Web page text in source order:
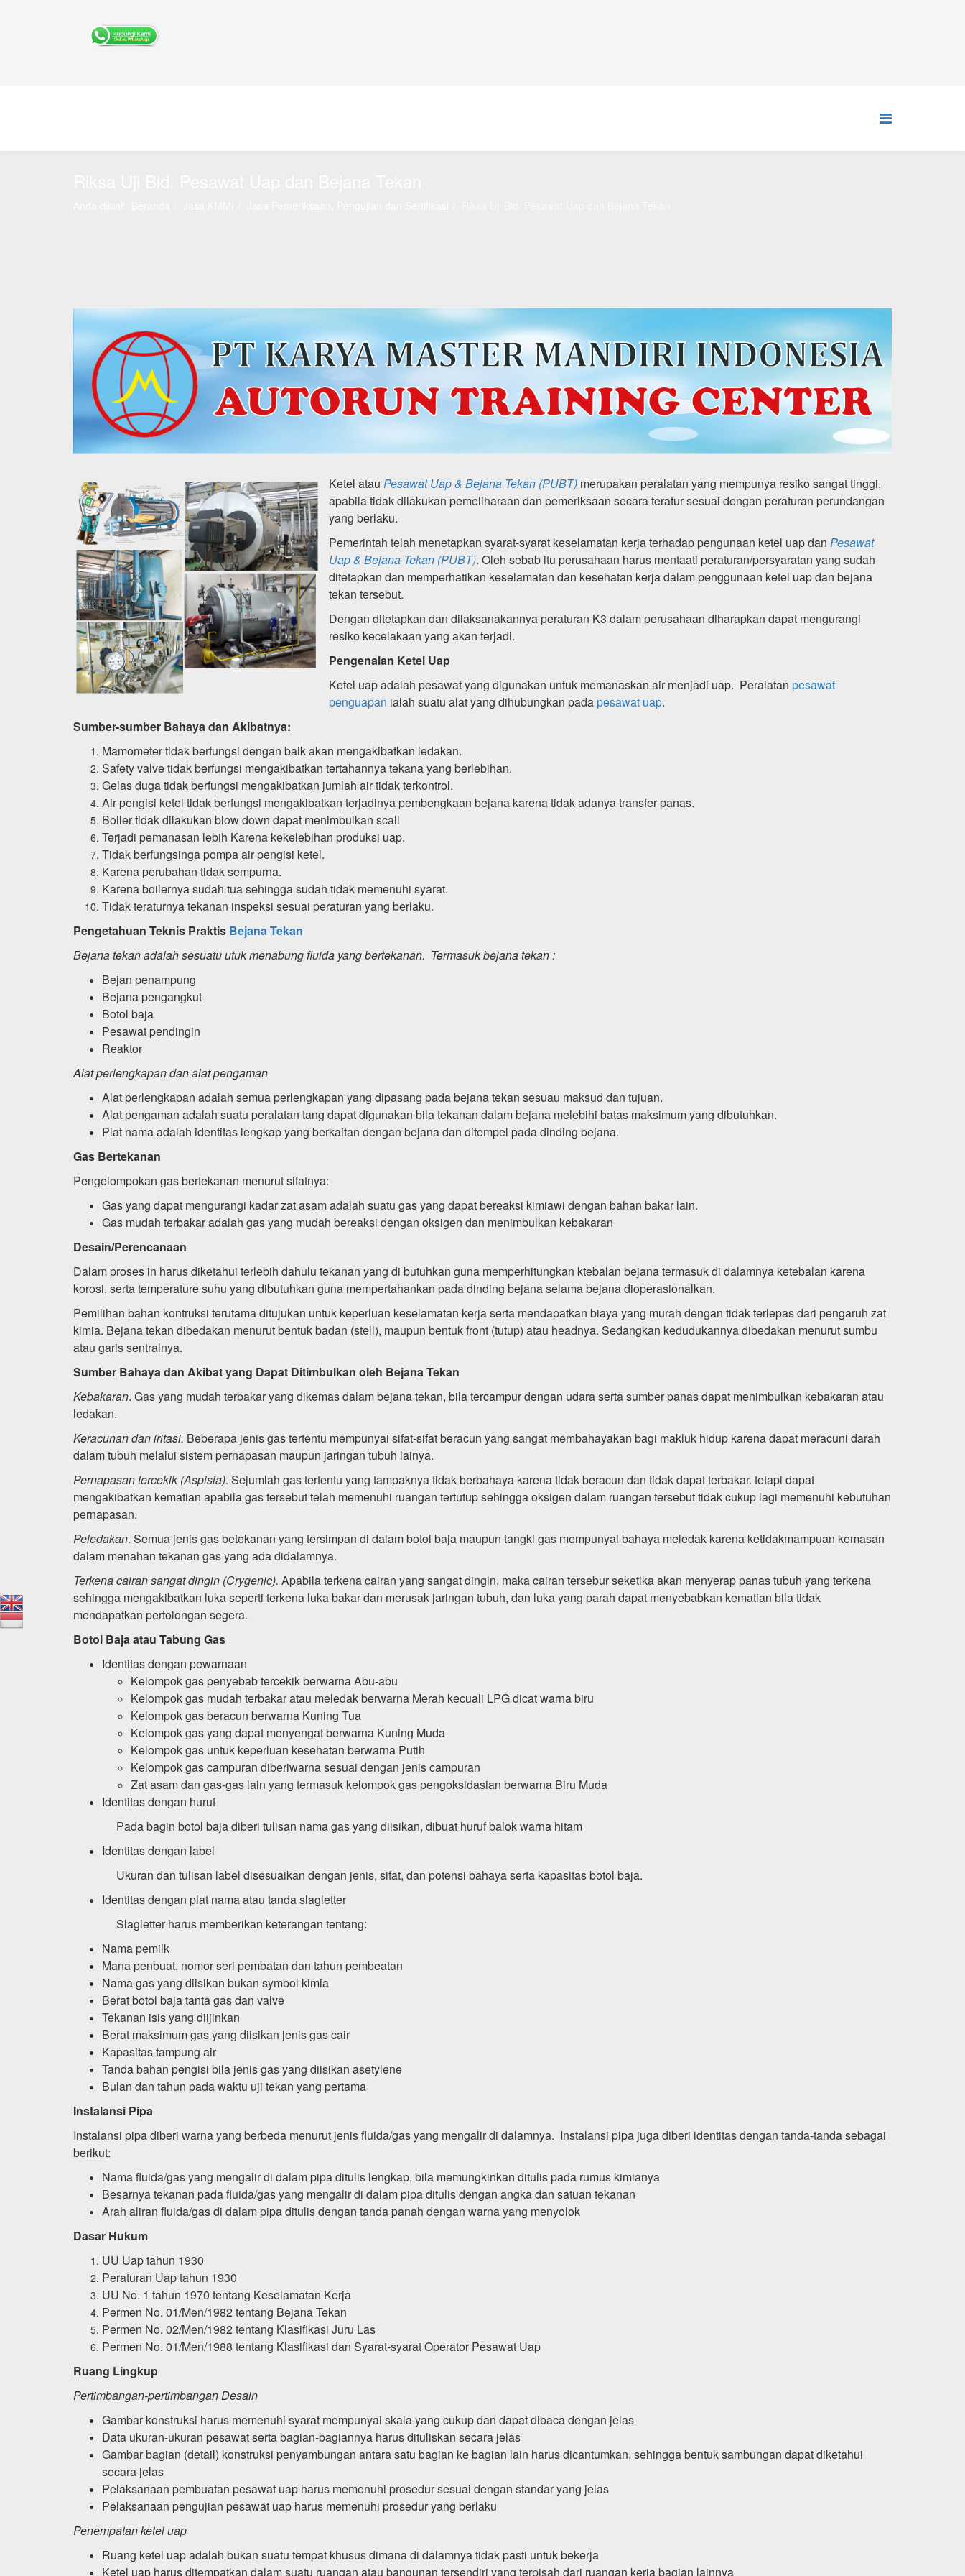
Ketel atau Pesawat Uap & Bejana Tekan (PUBT) merupakan peralatan yang mempunya resiko sangat tinggi,
apabila tidak dilakukan pemeliharaan dan pemeriksaan secara teratur sesuai dengan peraturan perundangan
yang berlaku.
Pemerintah telah menetapkan syarat-syarat keselamatan kerja terhadap pengunaan ketel uap dan Pesawat
Uap & Bejana Tekan (PUBT). Oleh sebab itu perusahaan harus mentaati peraturan/persyaratan yang sudah
ditetapkan dan memperhatikan keselamatan dan kesehatan kerja dalam penggunaan ketel uap dan bejana
tekan tersebut.
Dengan ditetapkan dan dilaksanakannya peraturan K3 dalam perusahaan diharapkan dapat mengurangi
resiko kecelakaan yang akan terjadi.
Pengenalan Ketel Uap
Ketel uap adalah pesawat yang digunakan untuk memanaskan air menjadi uap. Peralatan pesawat
penguapan ialah suatu alat yang dihubungkan pada pesawat uap.
Sumber-sumber Bahaya dan Akibatnya:
Mamometer tidak berfungsi dengan baik akan mengakibatkan ledakan.
Safety valve tidak berfungsi mengakibatkan tertahannya tekana yang berlebihan.
Gelas duga tidak berfungsi mengakibatkan jumlah air tidak terkontrol.
Air pengisi ketel tidak berfungsi mengakibatkan terjadinya pembengkaan bejana karena tidak adanya transfer panas.
Boiler tidak dilakukan blow down dapat menimbulkan scall
Terjadi pemanasan lebih Karena kekelebihan produksi uap.
Tidak berfungsinga pompa air pengisi ketel.
Karena perubahan tidak sempurna.
Karena boilernya sudah tua sehingga sudah tidak memenuhi syarat.
Tidak teraturnya tekanan inspeksi sesuai peraturan yang berlaku.
Pengetahuan Teknis Praktis Bejana Tekan
Bejana tekan adalah sesuatu utuk menabung fluida yang bertekanan. Termasuk bejana tekan :
Bejan penampung
Bejana pengangkut
Botol baja
Pesawat pendingin
Reaktor
Alat perlengkapan dan alat pengaman
Alat perlengkapan adalah semua perlengkapan yang dipasang pada bejana tekan sesuau maksud dan tujuan.
Alat pengaman adalah suatu peralatan tang dapat digunakan bila tekanan dalam bejana melebihi batas maksimum yang dibutuhkan.
Plat nama adalah identitas lengkap yang berkaitan dengan bejana dan ditempel pada dinding bejana.
Gas Bertekanan
Pengelompokan gas bertekanan menurut sifatnya:
Gas yang dapat mengurangi kadar zat asam adalah suatu gas yang dapat bereaksi kimiawi dengan bahan bakar lain.
Gas mudah terbakar adalah gas yang mudah bereaksi dengan oksigen dan menimbulkan kebakaran
Desain/Perencanaan
Dalam proses in harus diketahui terlebih dahulu tekanan yang di butuhkan guna memperhitungkan ktebalan bejana termasuk di dalamnya ketebalan karena
korosi, serta temperature suhu yang dibutuhkan guna mempertahankan pada dinding bejana selama bejana dioperasionalkan.
Pemilihan bahan kontruksi terutama ditujukan untuk keperluan keselamatan kerja serta mendapatkan biaya yang murah dengan tidak terlepas dari pengaruh zat
kimia. Bejana tekan dibedakan menurut bentuk badan (stell), maupun bentuk front (tutup) atau headnya. Sedangkan kedudukannya dibedakan menurut sumbu
atau garis sentralnya.
Sumber Bahaya dan Akibat yang Dapat Ditimbulkan oleh Bejana Tekan
Kebakaran. Gas yang mudah terbakar yang dikemas dalam bejana tekan, bila tercampur dengan udara serta sumber panas dapat menimbulkan kebakaran atau
ledakan.
Keracunan dan iritasi. Beberapa jenis gas tertentu mempunyai sifat-sifat beracun yang sangat membahayakan bagi makluk hidup karena dapat meracuni darah
dalam tubuh melalui sistem pernapasan maupun jaringan tubuh lainya.
Pernapasan tercekik (Aspisia). Sejumlah gas tertentu yang tampaknya tidak berbahaya karena tidak beracun dan tidak dapat terbakar. tetapi dapat
mengakibatkan kematian apabila gas tersebut telah memenuhi ruangan tertutup sehingga oksigen dalam ruangan tersebut tidak cukup lagi memenuhi kebutuhan
pernapasan.
Peledakan. Semua jenis gas betekanan yang tersimpan di dalam botol baja maupun tangki gas mempunyai bahaya meledak karena ketidakmampuan kemasan
dalam menahan tekanan gas yang ada didalamnya.
Terkena cairan sangat dingin (Crygenic). Apabila terkena cairan yang sangat dingin, maka cairan tersebur seketika akan menyerap panas tubuh yang terkena
sehingga mengakibatkan luka seperti terkena luka bakar dan merusak jaringan tubuh, dan luka yang parah dapat menyebabkan kematian bila tidak
mendapatkan pertolongan segera.
Botol Baja atau Tabung Gas
Identitas dengan pewarnaan
Kelompok gas penyebab tercekik berwarna Abu-abu
Kelompok gas mudah terbakar atau meledak berwarna Merah kecuali LPG dicat warna biru
Kelompok gas beracun berwarna Kuning Tua
Kelompok gas yang dapat menyengat berwarna Kuning Muda
Kelompok gas untuk keperluan kesehatan berwarna Putih
Kelompok gas campuran diberiwarna sesuai dengan jenis campuran
Zat asam dan gas-gas lain yang termasuk kelompok gas pengoksidasian berwarna Biru Muda
Identitas dengan huruf
Pada bagin botol baja diberi tulisan nama gas yang diisikan, dibuat huruf balok warna hitam
Identitas dengan label
Ukuran dan tulisan label disesuaikan dengan jenis, sifat, dan potensi bahaya serta kapasitas botol baja.
Identitas dengan plat nama atau tanda slagletter
Slagletter harus memberikan keterangan tentang:
Nama pemilk
Mana penbuat, nomor seri pembatan dan tahun pembeatan
Nama gas yang diisikan bukan symbol kimia
Berat botol baja tanta gas dan valve
Tekanan isis yang diijinkan
Berat maksimum gas yang diisikan jenis gas cair
Kapasitas tampung air
Tanda bahan pengisi bila jenis gas yang diisikan asetylene
Bulan dan tahun pada waktu uji tekan yang pertama
Instalansi Pipa
Instalansi pipa diberi warna yang berbeda menurut jenis fluida/gas yang mengalir di dalamnya. Instalansi pipa juga diberi identitas dengan tanda-tanda sebagai
berikut:
Nama fluida/gas yang mengalir di dalam pipa ditulis lengkap, bila memungkinkan ditulis pada rumus kimianya
Besarnya tekanan pada fluida/gas yang mengalir di dalam pipa ditulis dengan angka dan satuan tekanan
Arah aliran fluida/gas di dalam pipa ditulis dengan tanda panah dengan warna yang menyolok
Dasar Hukum
UU Uap tahun 1930
Peraturan Uap tahun 1930
UU No. 1 tahun 1970 tentang Keselamatan Kerja
Permen No. 01/Men/1982 tentang Bejana Tekan
Permen No. 02/Men/1982 tentang Klasifikasi Juru Las
Permen No. 01/Men/1988 tentang Klasifikasi dan Syarat-syarat Operator Pesawat Uap
Ruang Lingkup
Pertimbangan-pertimbangan Desain
Gambar konstruksi harus memenuhi syarat mempunyai skala yang cukup dan dapat dibaca dengan jelas
Data ukuran-ukuran pesawat serta bagian-bagiannya harus dituliskan secara jelas
Gambar bagian (detail) konstruksi penyambungan antara satu bagian ke bagian lain harus dicantumkan, sehingga bentuk sambungan dapat diketahui
secara jelas
Pelaksanaan pembuatan pesawat uap harus memenuhi prosedur sesuai dengan standar yang jelas
Pelaksanaan pengujian pesawat uap harus memenuhi prosedur yang berlaku
Penempatan ketel uap
Ruang ketel uap adalah bukan suatu tempat khusus dimana di dalamnya tidak pasti untuk bekerja
Ketel uap harus ditempatkan dalam suatu ruangan atau bangunan tersendiri yang terpisah dari ruangan kerja bagian lainnya